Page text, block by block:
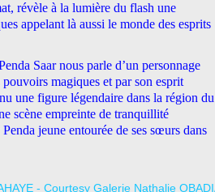
révèle à la lumière du flash une
appelant là aussi le monde des esprits
Saar nous parle d’un personnage
magiques et par son esprit
une figure légendaire dans la région du
scène empreinte de tranquillité
jeune entourée de ses sœurs dans